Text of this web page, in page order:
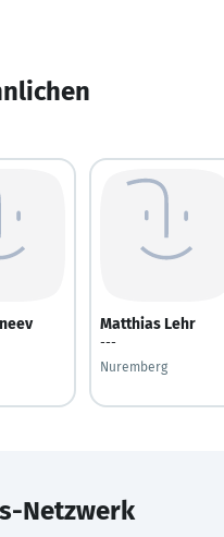
Matthias Lehr
---
Nuremberg
Netzwerk